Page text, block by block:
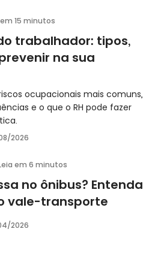
15 minutos
trabalhador: tipos,
na sua
ocupacionais mais comuns,
e o que o RH pode fazer
2026
em 6 minutos
no ônibus? Entenda
vale-transporte
2026